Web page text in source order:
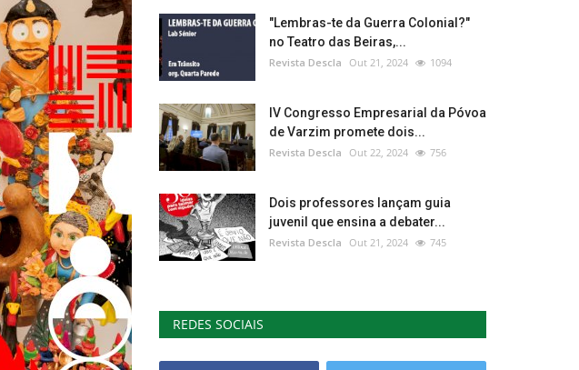
"Lembras-te da Guerra Colonial?"
no Teatro das Beiras,...
Revista Descla Out 21, 2024 1094
IV Congresso Empresarial da Póvoa
de Varzim promete dois...
Revista Descla Out 22, 2024 756
Dois professores lançam guia
juvenil que ensina a debater...
Revista Descla Out 21, 2024 745
REDES SOCIAIS